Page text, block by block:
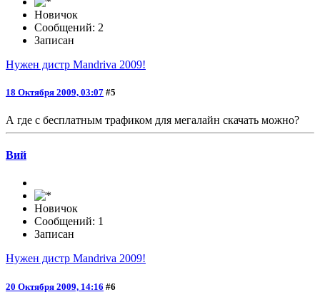
Новичок
Сообщений: 2
Записан
Нужен дистр Mandriva 2009!
18 Октября 2009, 03:07 #5
А где с бесплатным трафиком для мегалайн скачать можно?
Вий
Новичок
Сообщений: 1
Записан
Нужен дистр Mandriva 2009!
20 Октября 2009, 14:16 #6